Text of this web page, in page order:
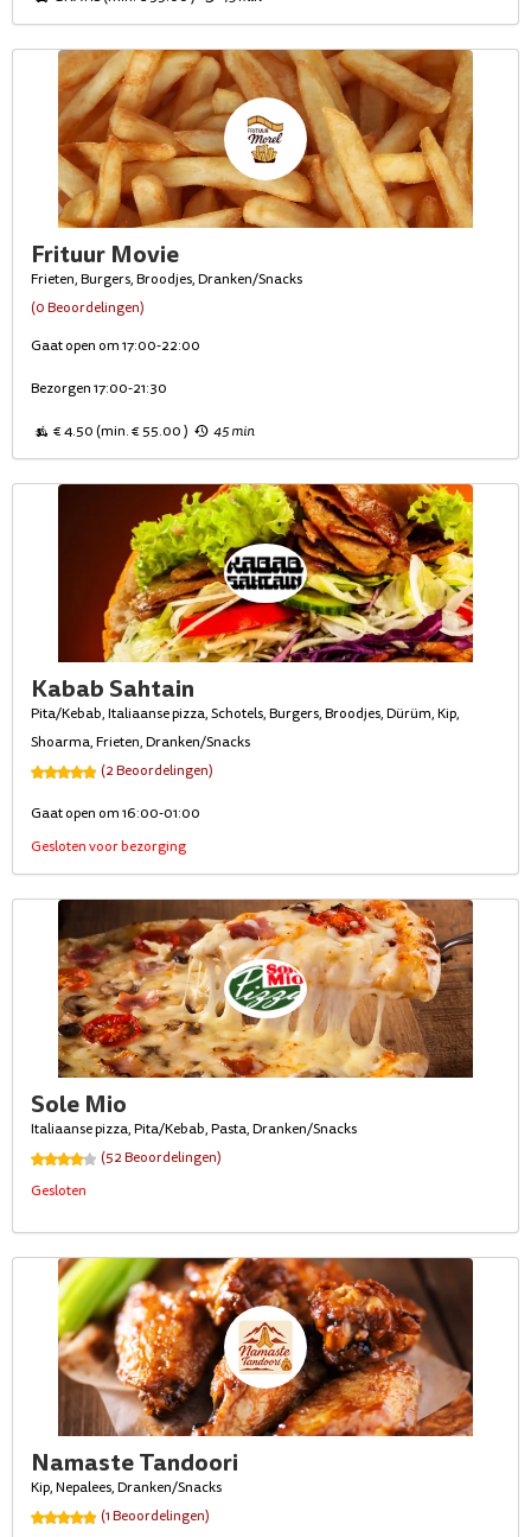
Frituur Movie
Frieten, Burgers, Broodjes, Dranken/Snacks
(0 Beoordelingen)
Gaat open om 17:00-22:00
Bezorgen 17:00-21:30
€ 4.50 (min. € 55.00 ) 45 min
Kabab Sahtain
Pita/Kebab, Italiaanse pizza, Schotels, Burgers, Broodjes, Dürüm, Kip,
Shoarma, Frieten, Dranken/Snacks
(2 Beoordelingen)
Gaat open om 16:00-01:00
Gesloten voor bezorging
Sole Mio
Italiaanse pizza, Pita/Kebab, Pasta, Dranken/Snacks
(52 Beoordelingen)
Gesloten
Namaste Tandoori
Kip, Nepalees, Dranken/Snacks
(1 Beoordelingen)